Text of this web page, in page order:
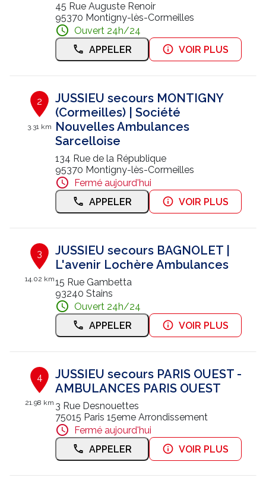
Nous contacter
Trouver un centre JUSSIEU
45 Rue Auguste Renoir
95370 Montigny-lès-Cormeilles
Ouvert 24h/24
APPELER
VOIR PLUS
2
3.31 km
JUSSIEU secours MONTIGNY
(Cormeilles) | Société
Nouvelles Ambulances
Sarcelloise
134 Rue de la République
95370 Montigny-lès-Cormeilles
Fermé aujourd'hui
APPELER
VOIR PLUS
3
14.02 km
JUSSIEU secours BAGNOLET |
L'avenir Lochère Ambulances
15 Rue Gambetta
93240 Stains
Ouvert 24h/24
APPELER
VOIR PLUS
4
21.98 km
JUSSIEU secours PARIS OUEST -
AMBULANCES PARIS OUEST
3 Rue Desnouettes
75015 Paris 15eme Arrondissement
Fermé aujourd'hui
APPELER
VOIR PLUS